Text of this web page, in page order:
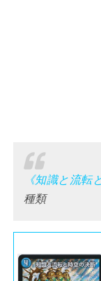
《知識と流転
種類